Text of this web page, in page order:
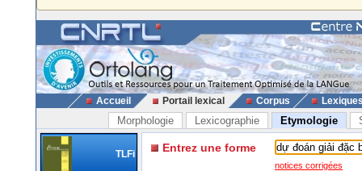
Accueil Portail lexical Corpus
Morphologie Lexicographie Etymologie
TLFi Entrez une forme
notices corrigées